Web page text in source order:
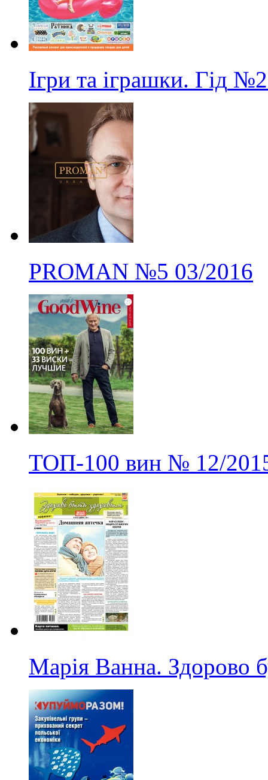
Ігри та іграшки. Гід №2
PROMAN №5 03/2016
ТОП-100 вин № 12/
Марія Ванна. Здорово